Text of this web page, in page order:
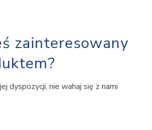
zainteresowany
dyspozycji, nie wahaj się z nami